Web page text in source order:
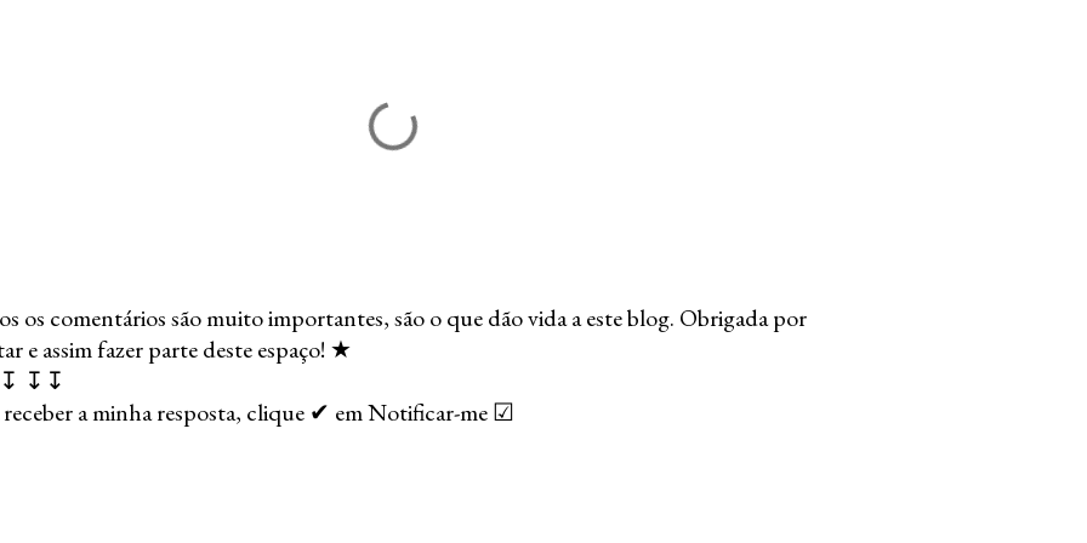
os comentários são muito importantes, são o que dão vida a este blog. Obrigada por
e assim fazer parte deste espaço! ★
↧↧
a minha resposta, clique ✔ em Notificar-me ☑